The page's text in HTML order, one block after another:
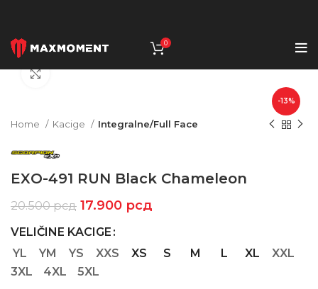
0
-13%
Home Kacige Integralne/Full Face
EXO-491 RUN Black Chameleon
20.500рсд 17.900 рсд
VELIČINE KACIGE
YL
YM YS XXS XS S M L XL
XXL
3XL
4XL 5XL